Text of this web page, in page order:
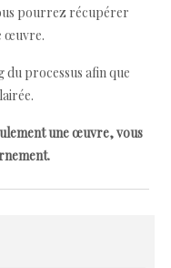
pourrez récupérer
œuvre.
du processus afin que
une œuvre, vous